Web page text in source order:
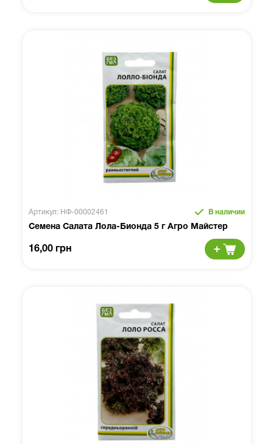
Артикул: НФ-00002461 В наличии
Семена Салата Лола-Бионда 5 г Агро Майстер
16,00 грн